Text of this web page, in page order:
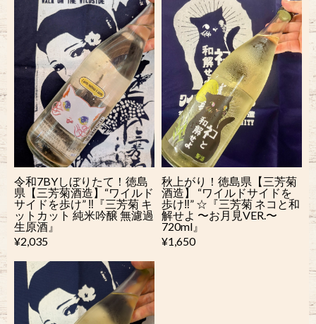
令和7BYしぼりたて！徳島
県【三芳菊酒造】“ワイルド
サイドを歩け” ‼︎『三芳菊 キ
ットカット 純米吟醸 無濾過
生原酒』
¥2,035
秋上がり！徳島県【三芳菊
酒造】 “ワイルドサイドを
歩け‼︎” ☆『三芳菊 ネコと和
解せよ 〜お月見VER.〜
720ml』
¥1,650